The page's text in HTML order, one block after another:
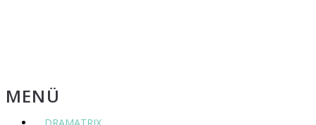
MENÜ